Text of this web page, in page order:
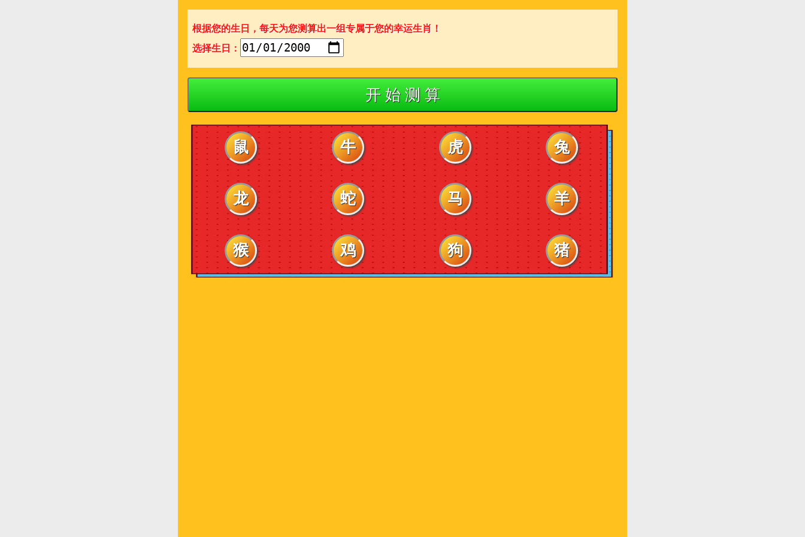
根据您的生日，每天为您测算出一组专属于您的幸运生肖！
选择生日：
开 始 测 算
鼠 牛 虎 兔
龙 蛇 马 羊
猴 鸡 狗 猪